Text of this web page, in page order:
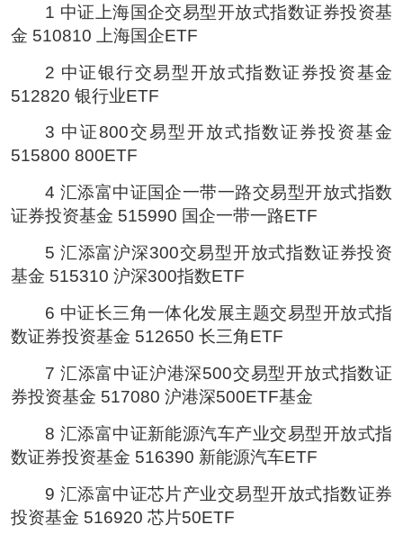
1 中证上海国企交易型开放式指数证券投资基
金 510810 上海国企ETF
2 中证银行交易型开放式指数证券投资基金
512820 银行业ETF
3 中证800交易型开放式指数证券投资基金
515800 800ETF
4 汇添富中证国企一带一路交易型开放式指数
证券投资基金 515990 国企一带一路ETF
5 汇添富沪深300交易型开放式指数证券投资
基金 515310 沪深300指数ETF
6 中证长三角一体化发展主题交易型开放式指
数证券投资基金 512650 长三角ETF
7 汇添富中证沪港深500交易型开放式指数证
券投资基金 517080 沪港深500ETF基金
8 汇添富中证新能源汽车产业交易型开放式指
数证券投资基金 516390 新能源汽车ETF
9 汇添富中证芯片产业交易型开放式指数证券
投资基金 516920 芯片50ETF